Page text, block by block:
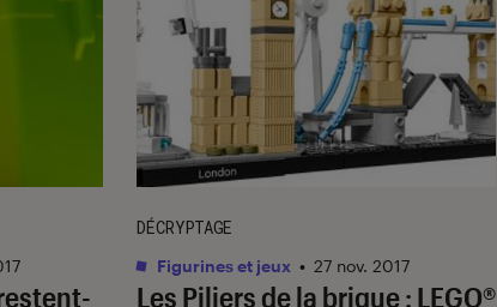
Les Piliers de la brique : LEGO®
DÉCRYPTAGE
Figurines et jeux • 27 nov. 2017